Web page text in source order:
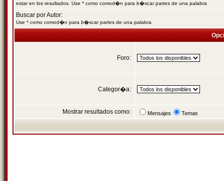
estar en los resultados. Use * como comod�n para b�scar partes de una palabra
Buscar por Autor:
Use * como comod�n para b�scar partes de una palabra
Foro:
Categor�a:
Mostrar resultados como: Mensajes Temas